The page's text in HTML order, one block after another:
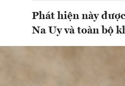
Phát hiện này
Na Uy và toàn bộ